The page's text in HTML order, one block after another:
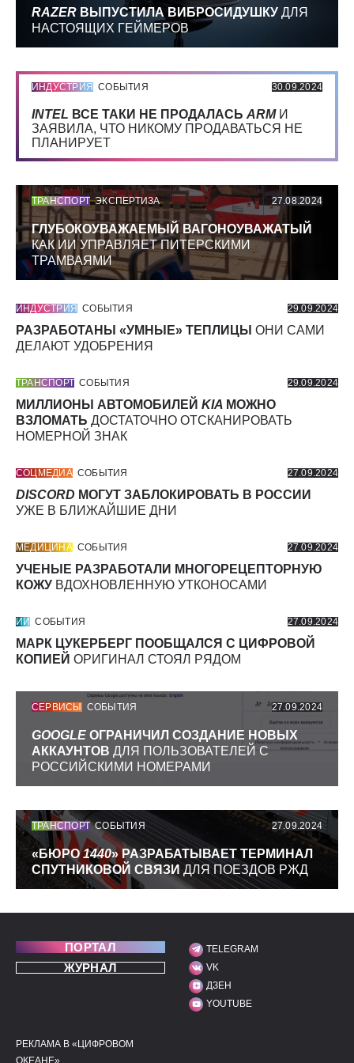
RAZER ВЫПУСТИЛА ВИБРОСИДУШКУ ДЛЯ
НАСТОЯЩИХ ГЕЙМЕРОВ
ИНДУСТРИЯ СОБЫТИЯ 30.09.2024
INTEL ВСЕ ТАКИ НЕ ПРОДАЛАСЬ ARMИ
ЗАЯВИЛА, ЧТО НИКОМУ ПРОДАВАТЬСЯ НЕ
ПЛАНИРУЕТ
ТРАНСПОРТ ЭКСПЕРТИЗА 27.08.2024
ГЛУБОКОУВАЖАЕМЫЙ ВАГОНОУВАЖАТЫЙ
КАК ИИ УПРАВЛЯЕТ ПИТЕРСКИМИ
ТРАМВАЯМИ
ИНДУСТРИЯ СОБЫТИЯ 29.09.2024
РАЗРАБОТАНЫ «УМНЫЕ» ТЕПЛИЦЫ ОНИ САМИ
ДЕЛАЮТ УДОБРЕНИЯ
ТРАНСПОРТ СОБЫТИЯ 29.09.2024
МИЛЛИОНЫ АВТОМОБИЛЕЙ KIA МОЖНО
ВЗЛОМАТЬ ДОСТАТОЧНО ОТСКАНИРОВАТЬ
НОМЕРНОЙ ЗНАК
СОЦМЕДИА СОБЫТИЯ 27.09.2024
DISCORD МОГУТ ЗАБЛОКИРОВАТЬ В РОССИИ
УЖЕ В БЛИЖАЙШИЕ ДНИ
МЕДИЦИНА СОБЫТИЯ 27.09.2024
УЧЕНЫЕ РАЗРАБОТАЛИ МНОГОРЕЦЕПТОРНУЮ
КОЖУ ВДОХНОВЛЕННУЮ УТКОНОСАМИ
ИИ СОБЫТИЯ 27.09.2024
МАРК ЦУКЕРБЕРГ ПООБЩАЛСЯ С ЦИФРОВОЙ
КОПИЕЙ ОРИГИНАЛ СТОЯЛ РЯДОМ
СЕРВИСЫ СОБЫТИЯ 27.09.2024
GOOGLE ОГРАНИЧИЛ СОЗДАНИЕ НОВЫХ
АККАУНТОВ ДЛЯ ПОЛЬЗОВАТЕЛЕЙ С
РОССИЙСКИМИ НОМЕРАМИ
ТРАНСПОРТ СОБЫТИЯ 27.09.2024
«БЮРО1440» РАЗРАБАТЫВАЕТ ТЕРМИНАЛ
СПУТНИКОВОЙ СВЯЗИ ДЛЯ ПОЕЗДОВ РЖД
ПОРТАЛ
ЖУРНАЛ
МЫ В СОЦИАЛЬНЫХ
TELEGRAM
VK
ДЗЕН
YOUTUBE
ПОЛЕЗНЫЕ ССЫЛКИ
РЕКЛАМА В «ЦИФРОВОМ
ОКЕАНЕ»